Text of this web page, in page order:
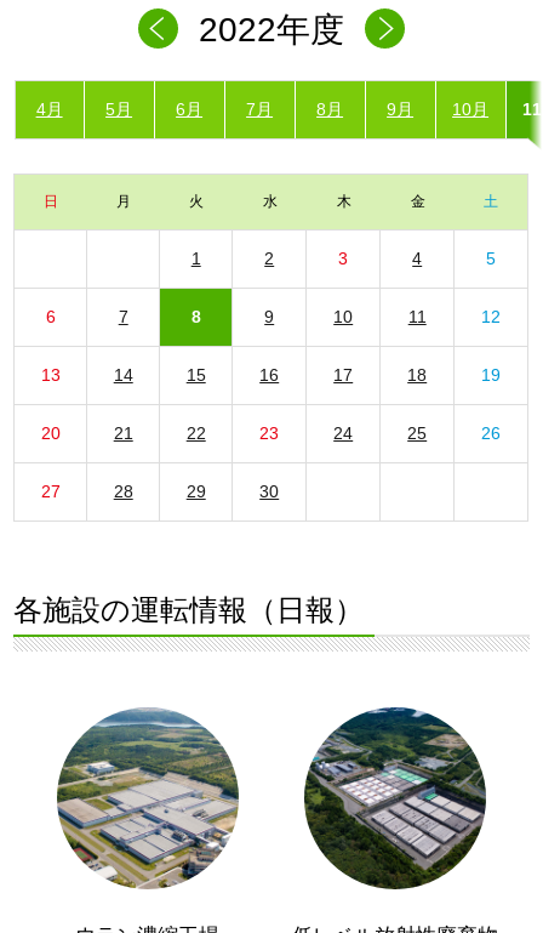
2022年度
4月 5月 6月 7月 8月 9月 10月
日 月 火 水 木 金 土
1 2 3 4 5
6 7 8 9 10 11 12
13 14 15 16 17 18 19
20 21 22 23 24 25 26
27 28 29 30
各施設の運転情報（日報）